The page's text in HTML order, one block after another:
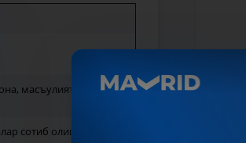
масъулияти
сотиб олиш;